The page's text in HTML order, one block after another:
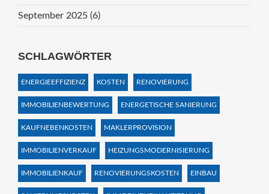
September 2025 (6)
SCHLAGWÖRTER
ENERGIEEFFIZIENZ KOSTEN RENOVIERUNG
IMMOBILIENBEWERTUNG ENERGETISCHE SANIERUNG
KAUFNEBENKOSTEN MAKLERPROVISION
IMMOBILIENVERKAUF HEIZUNGSMODERNISIERUNG
IMMOBILIENKAUF RENOVIERUNGSKOSTEN EINBAU